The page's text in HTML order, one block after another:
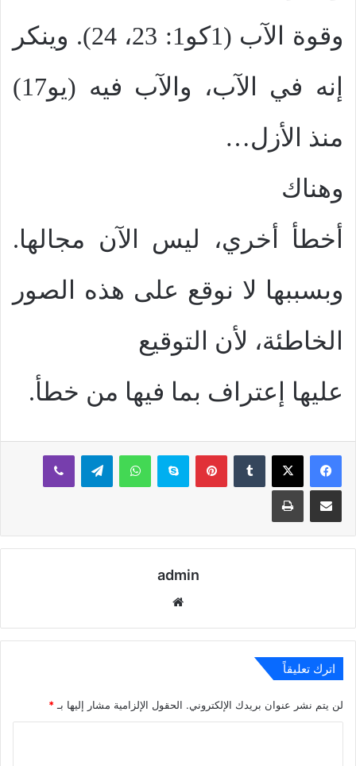
وقوة الآب (1كو1: 23، 24). وينكر
إنه في الآب، والآب فيه (يو17)
منذ الأزل…
وهناك
أخطأ أخري، ليس الآن مجالها.
وبسببها لا نوقع على هذه الصور
الخاطئة، لأن التوقيع
عليها إعتراف بما فيها من خطأ.
بينتيريستسكايب واتساب تيلقرام ڤايبر
مشاركة عبر البريد طباعة
admin
اترك تعليقاً
لن يتم نشر عنوان بريدك الإلكتروني. الحقول الإلزامية مشار إليها بـ *